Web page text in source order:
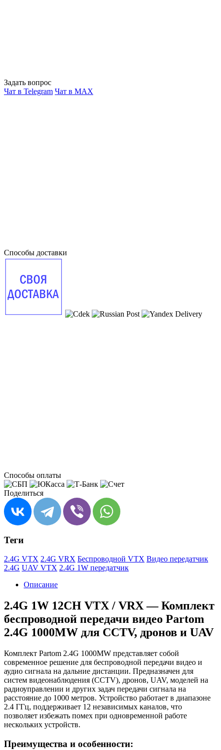
Задать вопрос
Чат в Telegram Чат в MAX
Способы доставки
Способы оплаты
Поделиться
Теги
2.4G VTX 2.4G VRX Беспроводной VTX Видео передатчик
2.4G UAV VTX 2.4G 1W передатчик
Описание
2.4G 1W 12CH VTX / VRX — Комплект
беспроводной передачи видео Partom
2.4G 1000MW для CCTV, дронов и UAV
Комплект Partom 2.4G 1000MW представляет собой
современное решение для беспроводной передачи видео и
аудио сигнала на дальние дистанции. Предназначен для
систем видеонаблюдения (CCTV), дронов, UAV, моделей на
радиоуправлении и других задач передачи сигнала на
расстояние до 1000 метров. Устройство работает в диапазоне
2.4 ГГц, поддерживает 12 независимых каналов, что
позволяет избежать помех при одновременной работе
нескольких устройств.
Преимущества и особенности: